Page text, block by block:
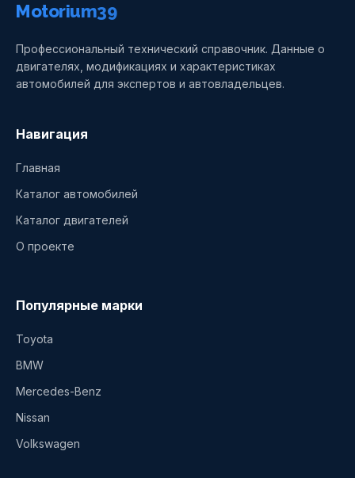
Motorium39
Профессиональный технический справочник. Данные о
двигателях, модификациях и характеристиках
автомобилей для экспертов и автовладельцев.
Навигация
Главная
Каталог автомобилей
Каталог двигателей
О проекте
Популярные марки
Toyota
BMW
Mercedes-Benz
Nissan
Volkswagen